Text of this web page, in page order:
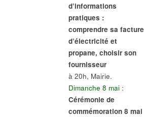
d’informations
pratiques :
comprendre sa facture
d’électricité et
propane, choisir son
fournisseur
à 20h, Mairie.
Dimanche 8 mai :
Cérémonie de
commémoration 8 mai